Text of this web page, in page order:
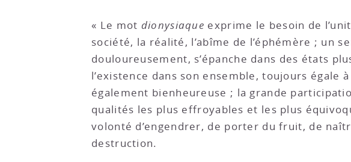
« Le mot dionysiaque exprime le besoin de
société, la réalité, l’abîme de l’éphémère ; un
douloureusement, s’épanche dans des états
l’existence dans son ensemble, toujours
également bienheureuse ; la grande
qualités les plus effroyables et les plus
volonté d’engendrer, de porter du fruit, de
destruction.